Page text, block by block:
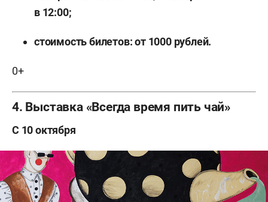
в 12:00;
стоимость билетов: от 1000рублей.
0+
4. Выставка «Всегда время пить чай»
С 10 октября